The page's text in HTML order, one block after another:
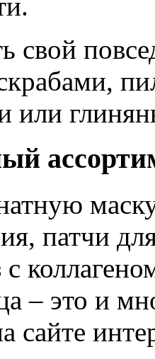
свой
или
патчи
с
– это и
сайте